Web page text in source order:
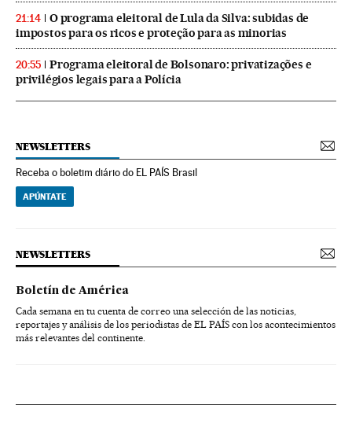
21:14
O programa eleitoral de Lula da Silva: subidas de
impostos para os ricos e proteção para as minorias
20:55
Programa eleitoral de Bolsonaro: privatizações e
privilégios legais para a Polícia
NEWSLETTERS
Receba o boletim diário do EL PAÍS Brasil
APÚNTATE
NEWSLETTERS
Boletín de América
Cada semana en tu cuenta de correo una selección de las noticias,
reportajes y análisis de los periodistas de EL PAÍS con los acontecimientos
más relevantes del continente.